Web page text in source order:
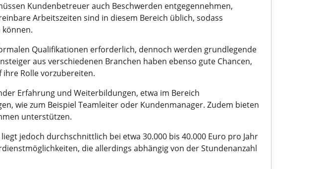
Kundenbetreuer auch Beschwerden entgegennehmen,
Arbeitszeiten sind in diesem Bereich üblich, sodass
Qualifikationen erforderlich, dennoch werden grundlegende
aus verschiedenen Branchen haben ebenso gute Chancen,
Rolle vorzubereiten.
Erfahrung und Weiterbildungen, etwa im Bereich
wie zum Beispiel Teamleiter oder Kundenmanager. Zudem bieten
unterstützen.
jedoch durchschnittlich bei etwa 30.000 bis 40.000 Euro pro Jahr
die allerdings abhängig von der Stundenanzahl